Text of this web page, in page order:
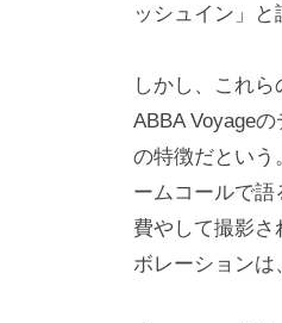
ッシュイン」と
しかし、これ
ABBA Voyage
の特徴だという
ームコールで
費やして撮影
ボレーションは